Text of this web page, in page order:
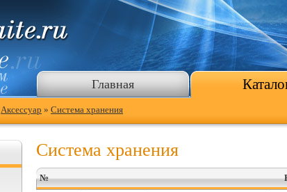
Главная
Аксессуар » Система хранения
Система хранения
№